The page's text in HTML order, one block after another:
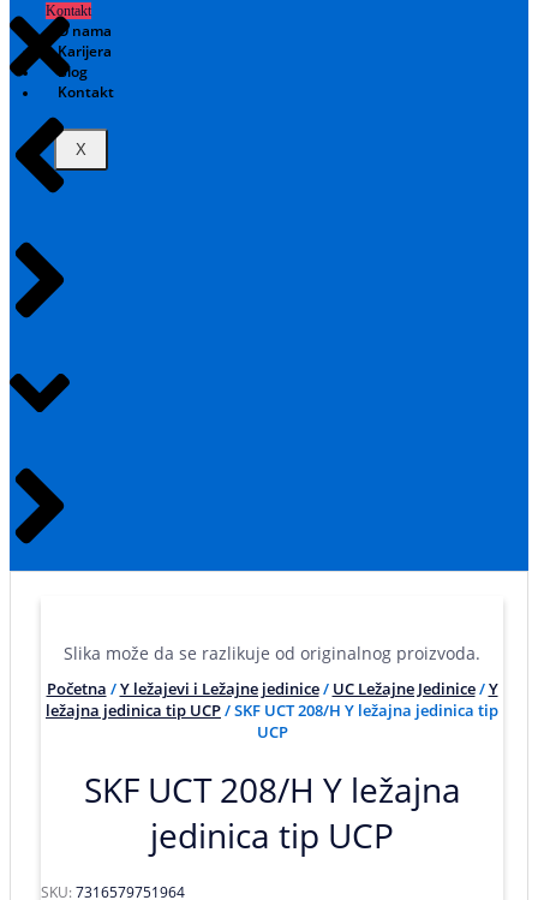
Kontakt
O nama
Karijera
Blog
Kontakt
X
Slika može da se razlikuje od originalnog proizvoda.
Početna /Y ležajevi i Ležajne jedinice/ UC Ležajne Jedinice/Y
ležajna jedinica tip UCP/ SKF UCT 208/H Y ležajna jedinica tip
UCP
SKF UCT 208/H Y ležajna
jedinica tip UCP
SKU:7316579751964